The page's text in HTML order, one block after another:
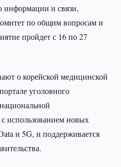
информации и связи,
по общим вопросам и
пройдет с 16 по 27
о корейской медицинской
уголовного
использованием новых
и 5G, и поддерживается